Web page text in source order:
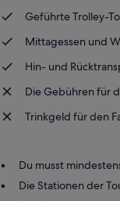
Geführte Trolley-
Mittagessen und
Hin- und
Die Gebühren für
Trinkgeld für den
Du musst
Die Stationen der